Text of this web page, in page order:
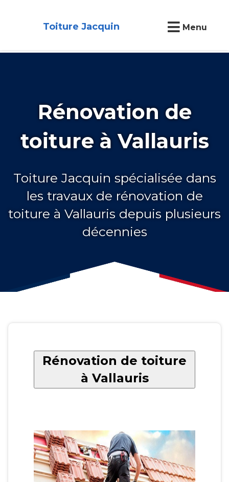
Toiture Jacquin Menu
Rénovation de
toiture à Vallauris
Toiture Jacquin spécialisée dans
les travaux de rénovation de
toiture à Vallauris depuis plusieurs
décennies
Rénovation de toiture
à Vallauris